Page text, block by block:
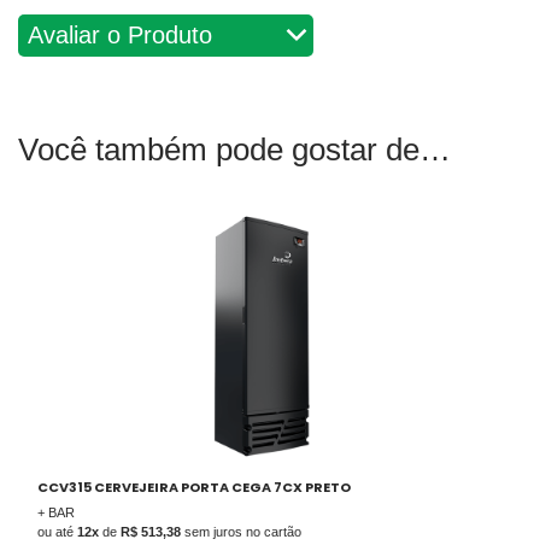
Avaliações
Você também pode gostar de
CCV315 CERVEJEIRA PORTA CEGA 7CX PRETO
+ BAR
ou até 12x de R$ 513,38 sem juros no cartão